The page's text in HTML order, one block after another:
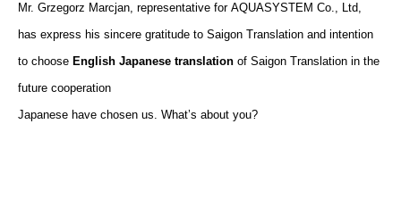
Mr. Grzegorz Marcjan, representative for AQUASYSTEM Co., Ltd,
has express his sincere gratitude to Saigon Translation and intention
to choose English Japanese translation of Saigon Translation in the
future cooperation
Japanese have chosen us. What’s about you?